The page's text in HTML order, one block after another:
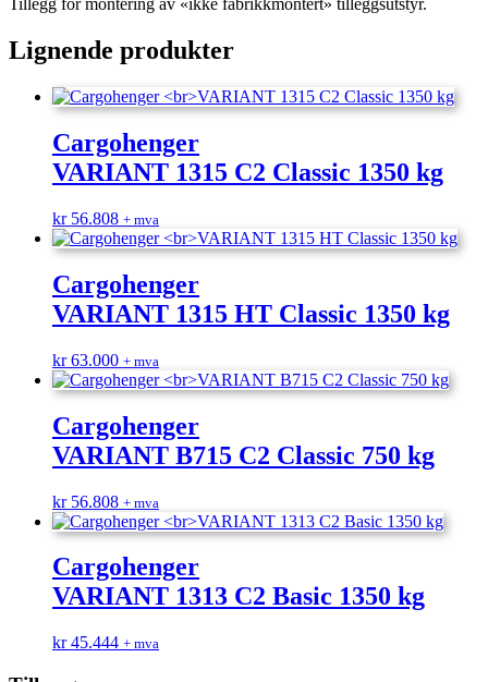
Tillegg for montering av «ikke fabrikkmontert» tilleggsutstyr.
Lignende produkter
Cargohenger
VARIANT 1315 C2 Classic 1350 kg
kr56.808 + mva
Cargohenger
VARIANT 1315 HT Classic 1350 kg
kr63.000 + mva
Cargohenger
VARIANT B715 C2 Classic 750 kg
kr56.808 + mva
Cargohenger
VARIANT 1313 C2 Basic 1350 kg
kr45.444 + mva